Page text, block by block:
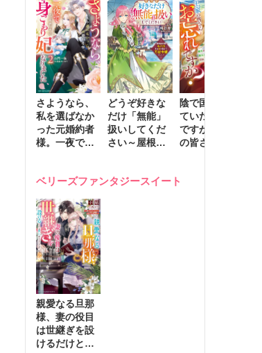
さようなら、
私を選ばなか
った元婚約者
様。一夜で大
ました２
どうぞ好きな
だけ「無能」
扱いしてくだ
さい～屋根裏
動かす万能令
陰で国を支え
ていたのは私
ですが、王家
の皆さんお忘
れ才女の辺境
ベリーズファンタジースイート
親愛なる旦那
様、妻の役目
は世継ぎを設
けるだけと聞